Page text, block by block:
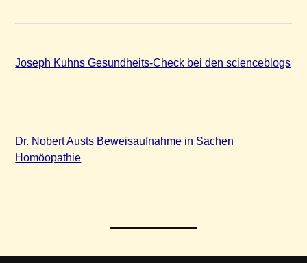
Joseph Kuhns Gesundheits-Check bei den scienceblogs
Dr. Nobert Austs Beweisaufnahme in Sachen
Homöopathie